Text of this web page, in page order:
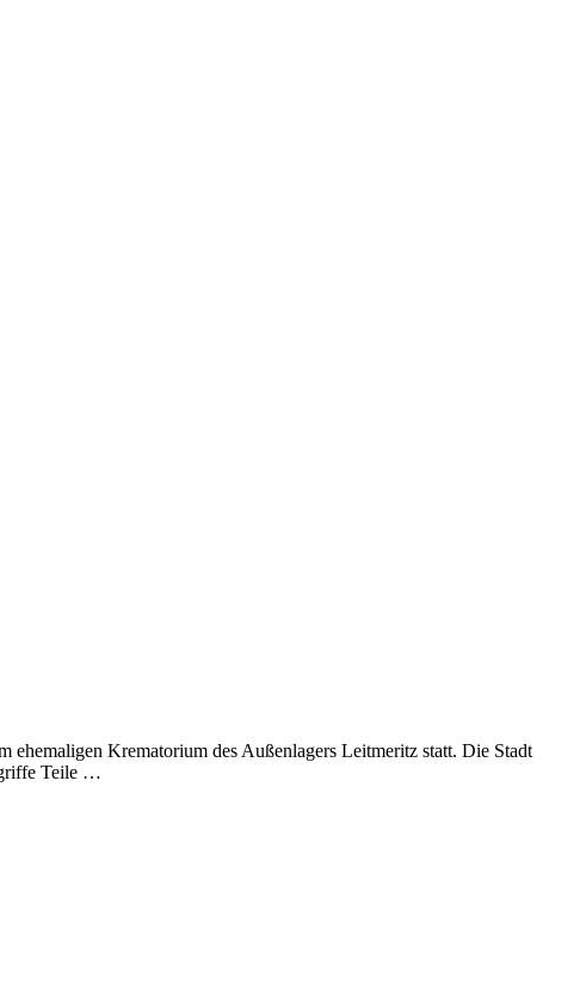
ehemaligen Krematorium des Außenlagers Leitmeritz statt. Die Stadt
Teile …